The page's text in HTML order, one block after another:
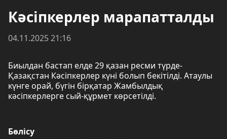
Кәсіпкерлер марапатталды
04.11.2025 21:16
Биылдан бастап елде 29 қазан ресми түрде-
Қазақстан Кәсіпкерлер күні болып бекітілді. Атаулы
күнге орай, бүгін бірқатар Жамбылдық
кәсіпкерлерге сый-құрмет көрсетілді.
Бөлісу